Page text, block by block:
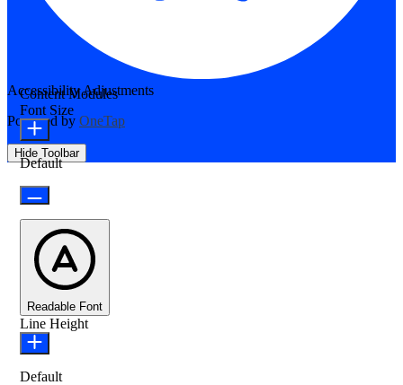
Accessibility Adjustments
Powered by OneTap
Hide Toolbar
Content Modules
Font Size
Default
Readable Font
Line Height
Default